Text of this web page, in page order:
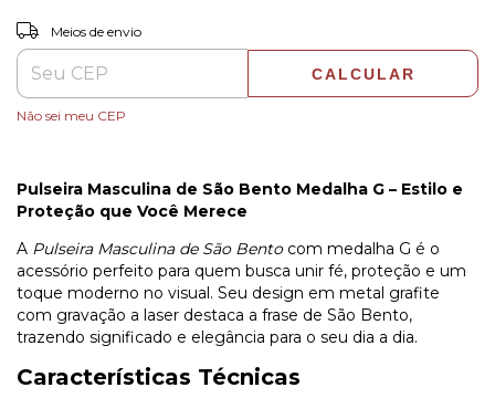
Entregas para o CEP:
Meios de envio
CALCULAR
Não sei meu CEP
Pulseira Masculina de São Bento Medalha G – Estilo e
Proteção que Você Merece
A Pulseira Masculina de São Bentocom medalha G é o
acessório perfeito para quem busca unir fé, proteção e um
toque moderno no visual. Seu design em metal grafite
com gravação a laser destaca a frase de São Bento,
trazendo significado e elegância para o seu dia a dia.
Características Técnicas